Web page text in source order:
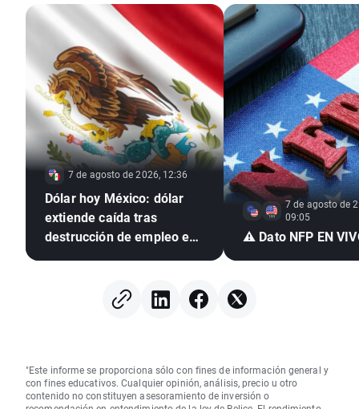
7 de agosto de 2026, 12:36
Dólar hoy México: dólar
extiende caída tras
destrucción de empleo en
7 de agosto de
09:05
⚠️ Dato NFP EN
"Este informe se proporciona sólo con fines de información general y
con fines educativos. Cualquier opinión, análisis, precio u otro
contenido no constituyen asesoramiento de inversión o